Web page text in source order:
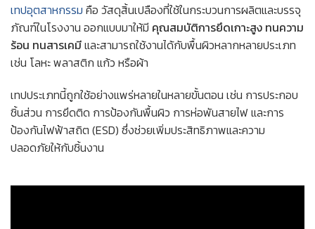
เทปอุตสาหกรรม คือ วัสดุสิ้นเปลืองที่ใช้ในกระบวนการผลิตและบรรจุ
ภัณฑ์ในโรงงาน ออกแบบมาให้มี คุณสมบัติการยึดเกาะสูง ทนความ
ร้อน ทนสารเคมีและสามารถใช้งานได้กับพื้นผิวหลากหลายประเภท
เช่น โลหะ พลาสติก แก้ว หรือผ้า
เทปประเภทนี้ถูกใช้อย่างแพร่หลายในหลายขั้นตอน เช่น การประกอบ
ชิ้นส่วน การยึดติด การป้องกันพื้นผิว การห่อพันสายไฟ และการ
ป้องกันไฟฟ้าสถิต (ESD) ซึ่งช่วยเพิ่มประสิทธิภาพและความ
ปลอดภัยให้กับชิ้นงาน